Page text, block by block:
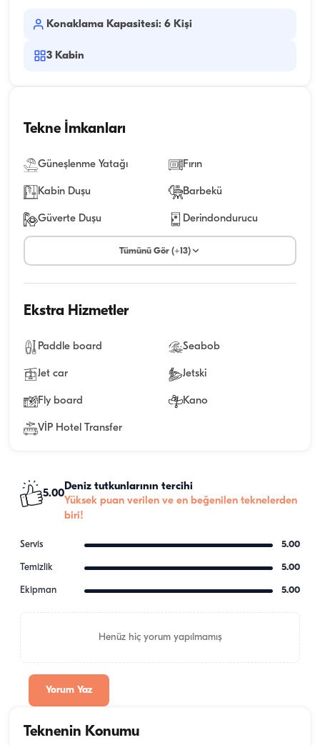
Konaklama Kapasitesi: 6 Kişi
3 Kabin
Tekne İmkanları
Güneşlenme Yatağı Fırın
Kabin Duşu Barbekü
Güverte Duşu Derindondurucu
Tümünü Gör (+13)
Ekstra Hizmetler
Paddle board Seabob
Jet car Jetski
Fly board Kano
VİP Hotel Transfer
5.00
Deniz tutkunlarının tercihi
Yüksek puan verilen ve en beğenilen teknelerden
biri!
Servis 5.00
Temizlik 5.00
Ekipman 5.00
Henüz hiç yorum yapılmamış
Yorum Yaz
Teknenin Konumu